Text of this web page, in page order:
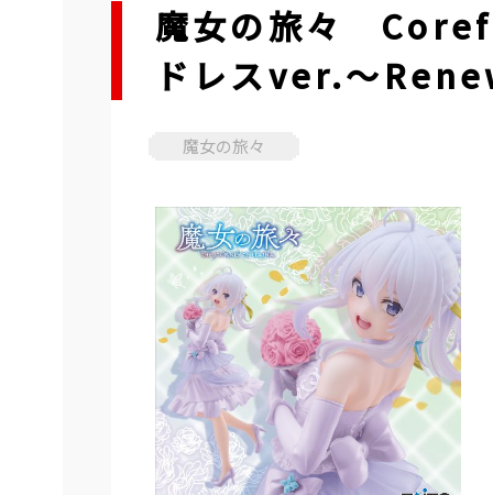
魔女の旅々
ドレスver.～
魔女の旅々